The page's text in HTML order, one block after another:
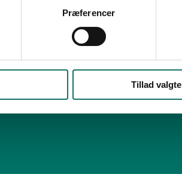
Præferencer
Tillad valgte